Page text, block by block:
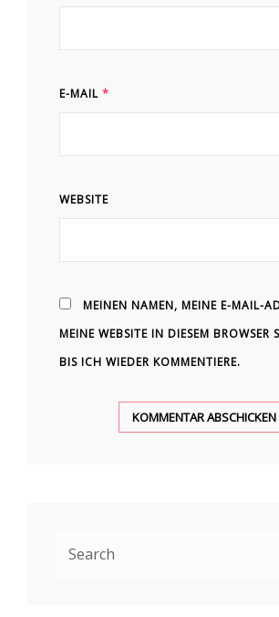
E-MAIL *
WEBSITE
MEINEN NAMEN, MEINE E-MAIL-
MEINE WEBSITE IN DIESEM BROWSER
BIS ICH WIEDER KOMMENTIERE.